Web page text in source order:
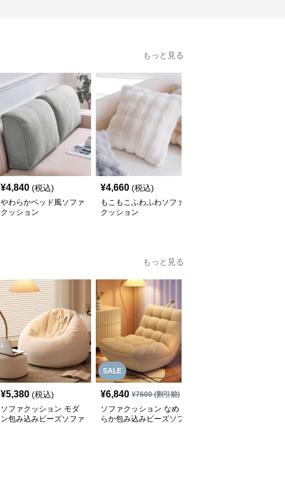
もっと見る
¥4,840 (税込)
やわらかベッド風ソファ
クッション
¥4,660 (税込)
もこもこふわふわソファ
クッション
もっと見る
¥5,380 (税込)
ソファクッション モダ
ン包み込みビーズソファ
SALE
¥6,840 ¥7600(割引前)
ソファクッション なめ
らか包み込みビーズソフ